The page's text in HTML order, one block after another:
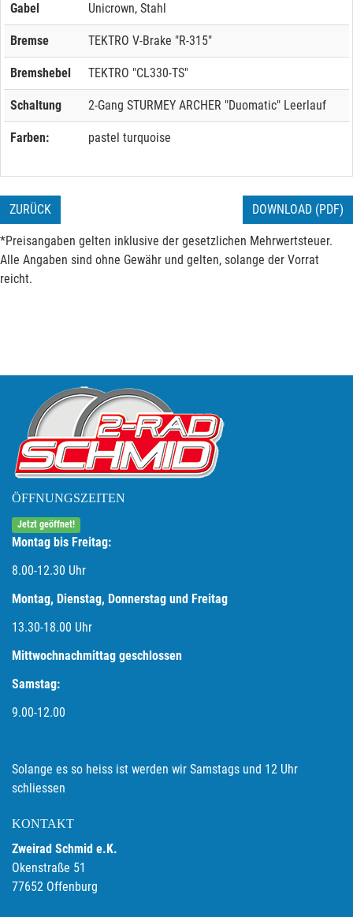
Gabel Unicrown, Stahl
Bremse TEKTRO V-Brake "R-315"
Bremshebel TEKTRO "CL330-TS"
Schaltung 2-Gang STURMEY ARCHER "Duomatic" Leerlauf
Farben: pastel turquoise
ZURÜCK DOWNLOAD (PDF)
*Preisangaben gelten inklusive der gesetzlichen Mehrwertsteuer.
Alle Angaben sind ohne Gewähr und gelten, solange der Vorrat
reicht.
ÖFFNUNGSZEITEN
Jetzt geöffnet!
Montag bis Freitag:
8.00-12.30 Uhr
Montag, Dienstag, Donnerstag und Freitag
13.30-18.00 Uhr
Mittwochnachmittag geschlossen
Samstag:
9.00-12.00
Solange es so heiss ist werden wir Samstags und 12 Uhr
schliessen
KONTAKT
Zweirad Schmid e.K.
Okenstraße 51
77652 Offenburg